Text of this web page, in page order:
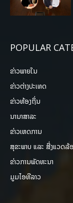
POPULAR
ຂ່າວພາຍ​ໃນ
ຂ່າວຕ່າງປະເທດ
ຂ່າວທ້ອງຖິ່ນ
ນານາສາລະ
ຂ່າວເຫດການ
ສຸຂະພາບ ແລະ ສີ່ງແວດລ້
ຂ່າວການພັດທະນາ
ມູມໄອທີລາວ